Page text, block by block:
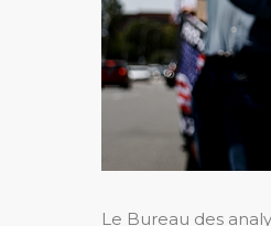
Le Bureau des